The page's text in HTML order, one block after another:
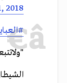
2018